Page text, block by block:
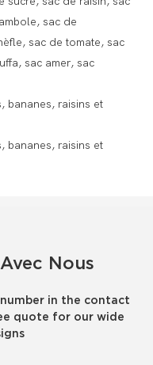
sac de
sac de tomate, sac
sac amer, sac
Nous
in the contact
quote for our wide